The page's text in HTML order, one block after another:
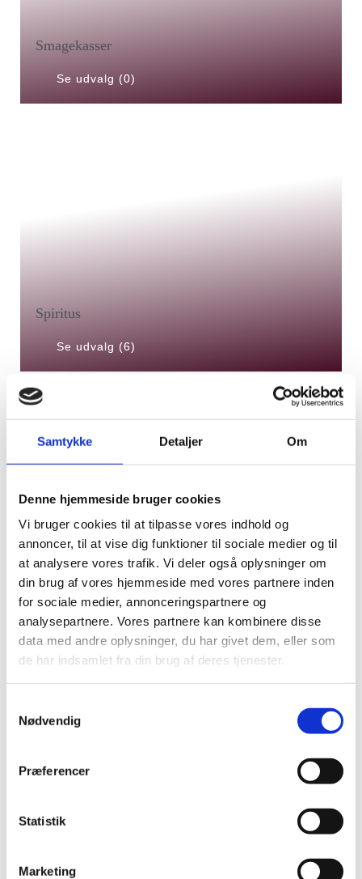
Samtykke Detaljer Om
Denne hjemmeside bruger cookies
Vi bruger cookies til at tilpasse vores indhold og
annoncer, til at vise dig funktioner til sociale medier og til
at analysere vores trafik. Vi deler også oplysninger om
din brug af vores hjemmeside med vores partnere inden
for sociale medier, annonceringspartnere og
analysepartnere. Vores partnere kan kombinere disse
data med andre oplysninger, du har givet dem, eller som
de har indsamlet fra din brug af deres tjenester.
Nødvendig
Præferencer
Statistik
Marketing
Smagekasser
Se udvalg (0)
Spiritus
Se udvalg (6)
Vodka
Se udvalg (1)
4RC Vine Webshop